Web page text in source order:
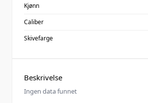
Beskrivelse
Ingen data funnet
Kjønn
Caliber
Skivefarge